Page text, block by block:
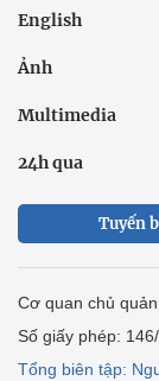
English
Ảnh
Multimedia
24h qua
Tuyến
Cơ quan chủ
Số giấy phép:
Tổng biên tập: